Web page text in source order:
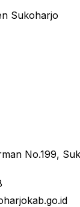
Sukoharjo
No.199,